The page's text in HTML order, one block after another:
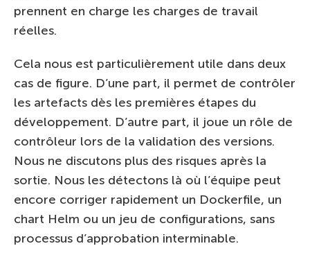
prennent en charge les charges de travail
réelles.
Cela nous est particulièrement utile dans deux
cas de figure. D’une part, il permet de contrôler
les artefacts dès les premières étapes du
développement. D’autre part, il joue un rôle de
contrôleur lors de la validation des versions.
Nous ne discutons plus des risques après la
sortie. Nous les détectons là où l’équipe peut
encore corriger rapidement un Dockerfile, un
chart Helm ou un jeu de configurations, sans
processus d’approbation interminable.